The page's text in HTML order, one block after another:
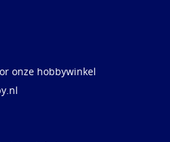
onze hobbywinkel